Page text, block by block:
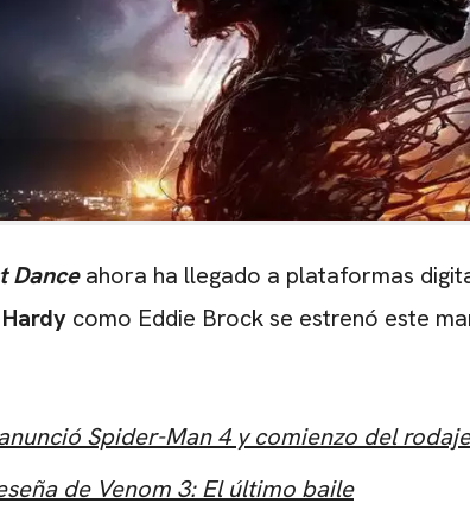
Danceahora ha llegado a plataformas
como Eddie Brock se estrenó este
Spider-Man 4 y comienzo del rodaje
de Venom 3: El último baile